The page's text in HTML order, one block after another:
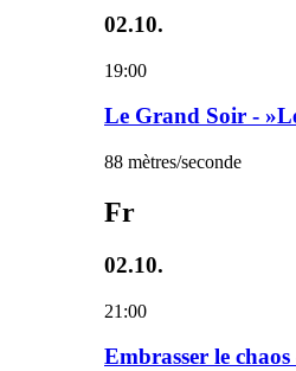
02.10.
19:00
Le Grand Soir -
88 mètres/seconde
Fr
02.10.
21:00
Embrasser le